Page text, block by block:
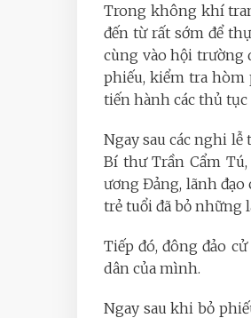
Trong không khí
đến từ rất sớm để
cùng vào hội trường
phiếu, kiểm tra hòm
tiến hành các thủ
Ngay sau các nghi
Bí thư Trần Cẩm
ương Đảng, lãnh đạo
trẻ tuổi đã bỏ những
Tiếp đó, đông đảo
dân của mình.
Ngay sau khi bỏ